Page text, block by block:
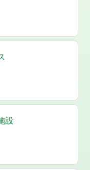
設